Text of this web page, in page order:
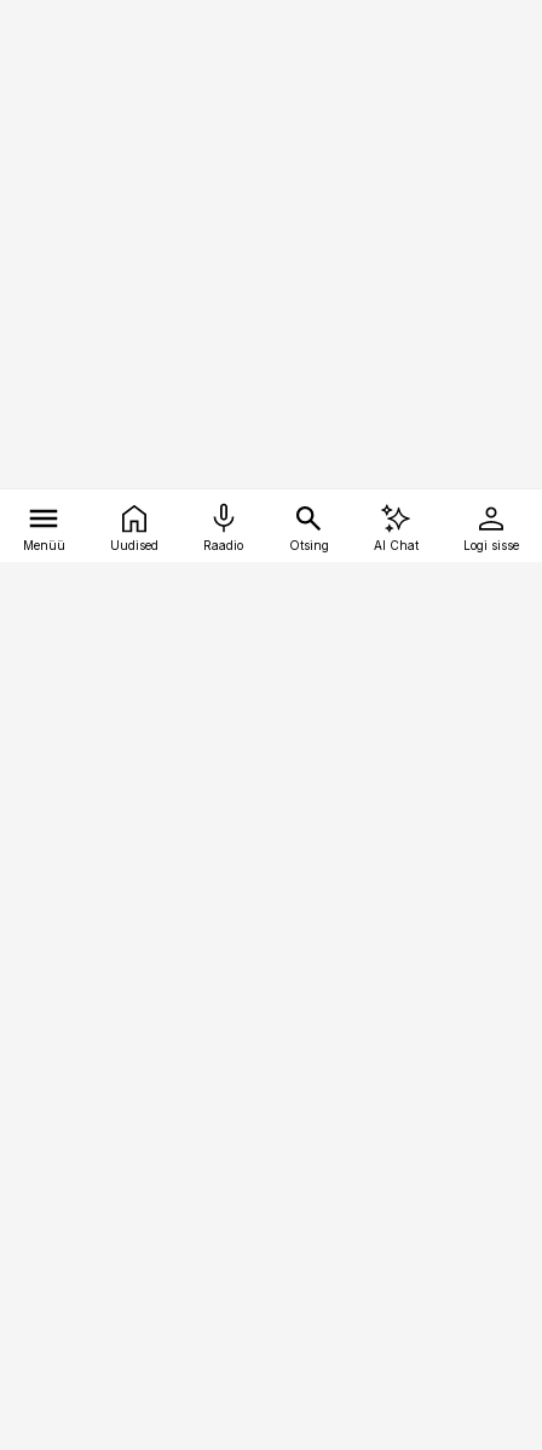
Menüü Uudised Raadio Otsing AI Chat Logi sisse